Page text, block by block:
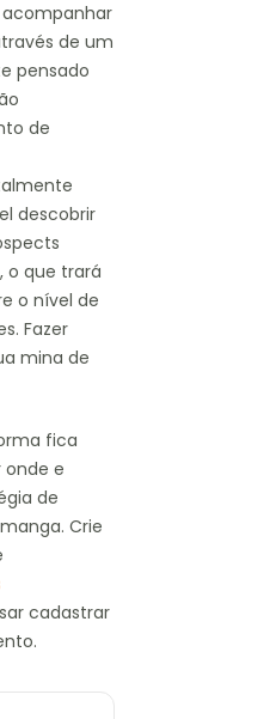
de um
pensado
de
descobrir
o que trará
o nível de
Fazer
mina de
fica
e
de
Crie
cadastrar